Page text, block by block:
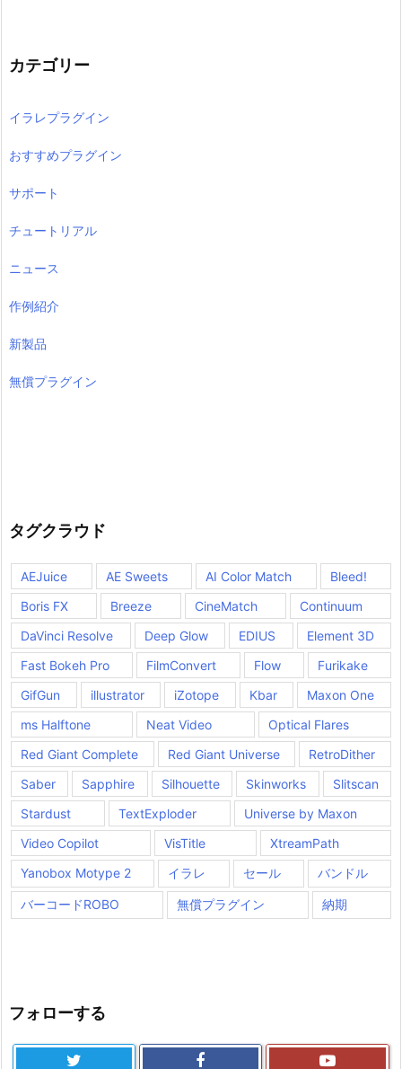
カテゴリー
イラレプラグイン
おすすめプラグイン
サポート
チュートリアル
ニュース
作例紹介
新製品
無償プラグイン
タグクラウド
AEJuice AE Sweets AI Color Match
Bleed!
Boris FX
Breeze CineMatch
Continuum
DaVinci Resolve
Deep Glow EDIUS
Element 3D
Fast Bokeh Pro
FilmConvert Flow
Furikake
GifGun
illustrator iZotope Kbar
Maxon One
ms Halftone
Neat Video
Optical Flares
Red Giant Complete
Red Giant Universe
RetroDither
Saber
Sapphire Silhouette Skinworks
Slitscan
Stardust
TextExploder
Universe by Maxon
Video Copilot
VisTitle
XtreamPath
Yanobox Motype 2
イラレ セール バンドル
バーコードROBO 無償プラグイン 納期
フォローする